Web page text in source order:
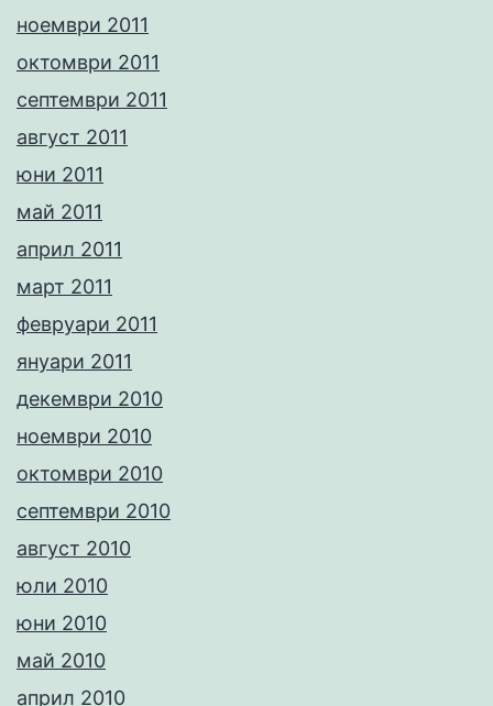
ноември 2011
октомври 2011
септември 2011
август 2011
юни 2011
май 2011
април 2011
март 2011
февруари 2011
януари 2011
декември 2010
ноември 2010
октомври 2010
септември 2010
август 2010
юли 2010
юни 2010
май 2010
април 2010